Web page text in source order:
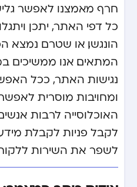
חרף מאמצנו לאפשר
כל דפי האתר, יתכן
הונגשו, או שטרם נמצא
המתאים. אנו ממשיכים
נגישות האתר, ככל
ומחויבות מוסרית
האוכלוסייה לרבות
לקבל פניות לקבלת
לשפר את השירות